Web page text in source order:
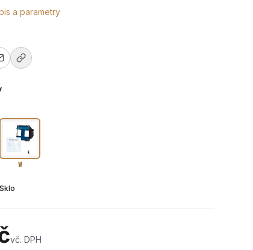
a parametry
W
Sklo
vč. DPH